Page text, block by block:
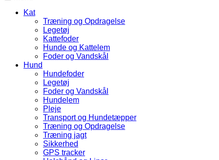
Kat
Træning og Opdragelse
Legetøj
Kattefoder
Hunde og Kattelem
Foder og Vandskål
Hund
Hundefoder
Legetøj
Foder og Vandskål
Hundelem
Pleje
Transport og Hundetæpper
Træning og Opdragelse
Træning jagt
Sikkerhed
GPS tracker